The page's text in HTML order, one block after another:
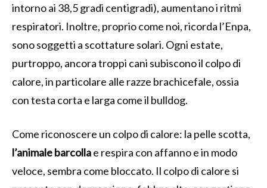
intorno ai 38,5 gradi centigradi), aumentano i ritmi
respiratori. Inoltre, proprio come noi, ricorda l’Enpa,
sono soggetti a scottature solari. Ogni estate,
purtroppo, ancora troppi cani subiscono il colpo di
calore, in particolare alle razze brachicefale, ossia
con testa corta e larga come il bulldog.
Come riconoscere un colpo di calore: la pelle scotta,
l’animale barcollae respira con affanno e in modo
veloce, sembra come bloccato. Il colpo di calore si